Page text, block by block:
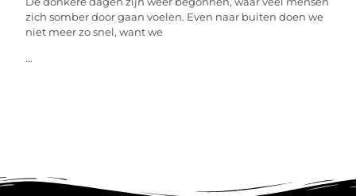
zich somber door gaan voelen. Even naar buiten doen we
niet meer zo snel, want we
...